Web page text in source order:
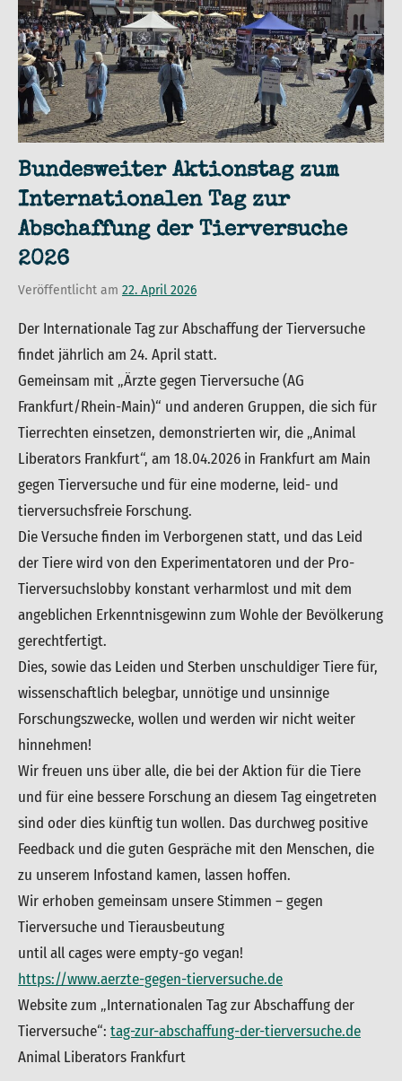
Bundesweiter Aktionstag zum
Internationalen Tag zur
Abschaffung der Tierversuche
2026
Veröffentlicht am 22. April 2026
Der Internationale Tag zur Abschaffung der Tierversuche
findet jährlich am 24. April statt.
Gemeinsam mit „Ärzte gegen Tierversuche (AG
Frankfurt/Rhein-Main)“ und anderen Gruppen, die sich für
Tierrechten einsetzen, demonstrierten wir, die „Animal
Liberators Frankfurt“, am 18.04.2026 in Frankfurt am Main
gegen Tierversuche und für eine moderne, leid- und
tierversuchsfreie Forschung.
Die Versuche finden im Verborgenen statt, und das Leid
der Tiere wird von den Experimentatoren und der Pro-
Tierversuchslobby konstant verharmlost und mit dem
angeblichen Erkenntnisgewinn zum Wohle der Bevölkerung
gerechtfertigt.
Dies, sowie das Leiden und Sterben unschuldiger Tiere für,
wissenschaftlich belegbar, unnötige und unsinnige
Forschungszwecke, wollen und werden wir nicht weiter
hinnehmen!
Wir freuen uns über alle, die bei der Aktion für die Tiere
und für eine bessere Forschung an diesem Tag eingetreten
sind oder dies künftig tun wollen. Das durchweg positive
Feedback und die guten Gespräche mit den Menschen, die
zu unserem Infostand kamen, lassen hoffen.
Wir erhoben gemeinsam unsere Stimmen – gegen
Tierversuche und Tierausbeutung
until all cages were empty-go vegan!
https://www.aerzte-gegen-tierversuche.de
Website zum „Internationalen Tag zur Abschaffung der
Tierversuche“: tag-zur-abschaffung-der-tierversuche.de
Animal Liberators Frankfurt